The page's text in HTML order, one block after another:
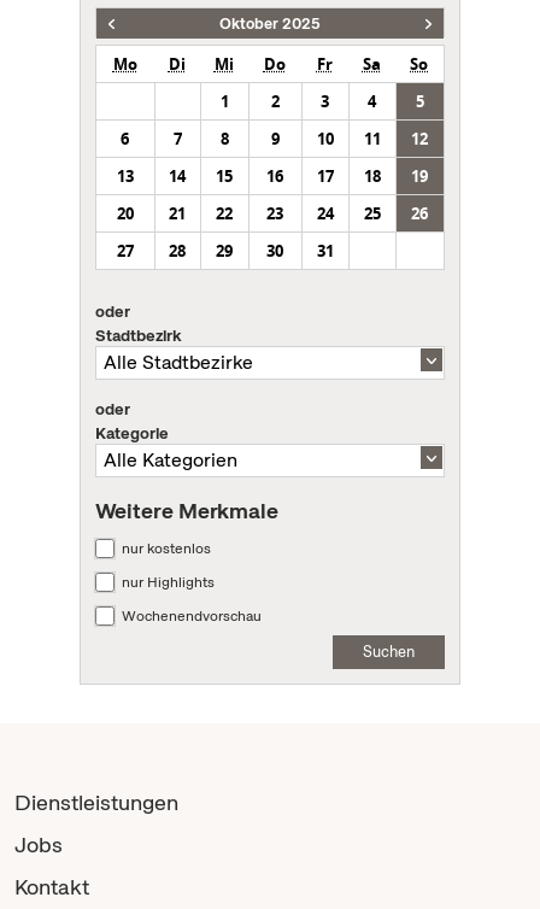
Oktober 2025
Mo Di Mi Do Fr Sa
So
1
2 3 4
5
6
7 8 9 10 11
12
13
14 15 16 17 18
19
20
21 22 23 24 25
26
27
28 29 30 31
oder
Stadtbezirk
oder
Kategorie
Weitere Merkmale
nur kostenlos
nur Highlights
Wochenendvorschau
Suchen
Dienstleistungen
Jobs
Kontakt